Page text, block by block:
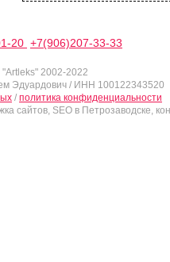
20 +7(906)207-33-33
2002-2022
Эдуардович / ИНН 100122343520
/ политика конфиденциальности
сайтов, SEO в Петрозаводске,